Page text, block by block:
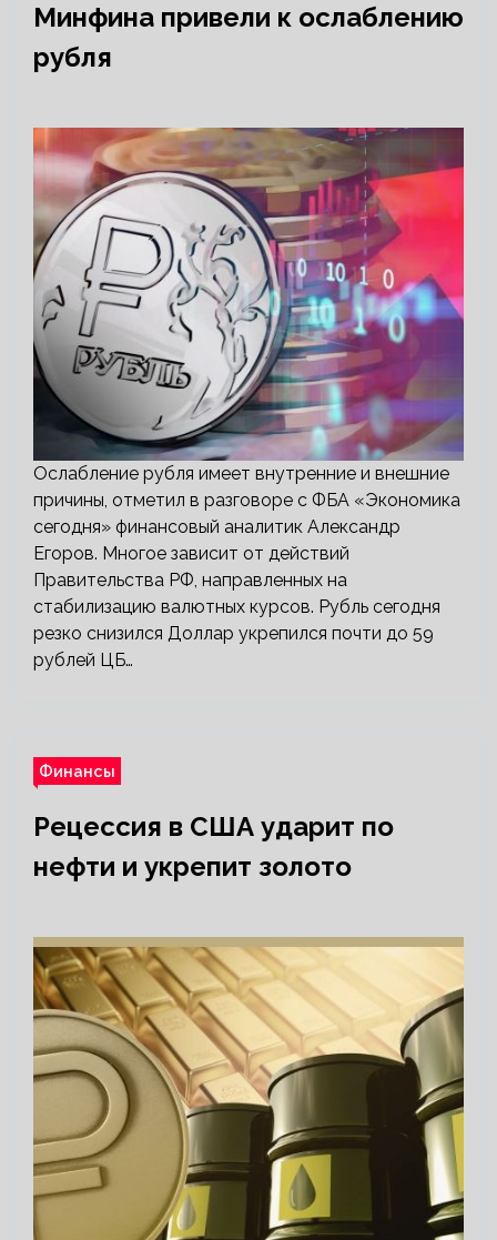
Минфина привели к ослаблению
рубля
Ослабление рубля имеет внутренние и внешние
причины, отметил в разговоре с ФБА «Экономика
сегодня» финансовый аналитик Александр
Егоров. Многое зависит от действий
Правительства РФ, направленных на
стабилизацию валютных курсов. Рубль сегодня
резко снизился Доллар укрепился почти до 59
рублей ЦБ…
Финансы
Рецессия в США ударит по
нефти и укрепит золото